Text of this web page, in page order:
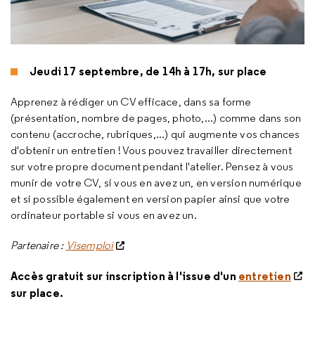
Jeudi 17 septembre, de 14h à 17h, sur place
Apprenez à rédiger un CV efficace, dans sa forme
(présentation, nombre de pages, photo,...) comme dans son
contenu (accroche, rubriques,...) qui augmente vos chances
d'obtenir un entretien ! Vous pouvez travailler directement
sur votre propre document pendant l'atelier. Pensez à vous
munir de votre CV, si vous en avez un, en version numérique
et si possible également en version papier ainsi que votre
ordinateur portable si vous en avez un.
Partenaire : Visemploi
Accès gratuit sur inscription à l'issue d'un entretien
sur place.